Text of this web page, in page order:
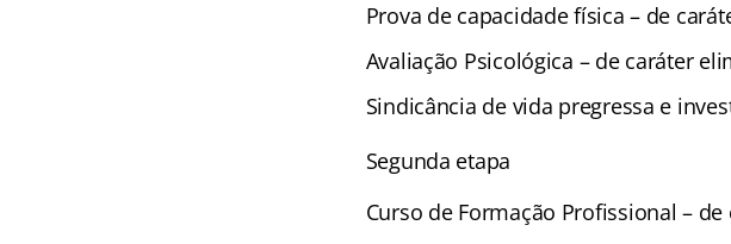
Prova de capacidade física – de
Avaliação Psicológica – de caráter
Sindicância de vida pregressa e
Segunda etapa
Curso de Formação Profissional –